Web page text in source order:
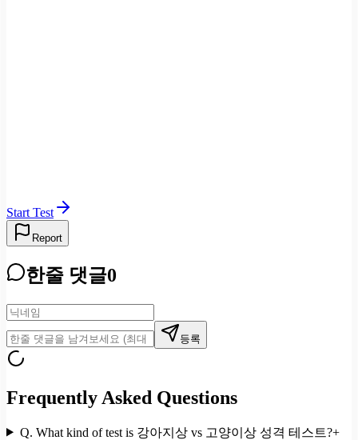
Start Test
Report
한줄 댓글0
등록
Frequently Asked Questions
Q. What kind of test is 강아지상 vs 고양이상 성격 테스트?+